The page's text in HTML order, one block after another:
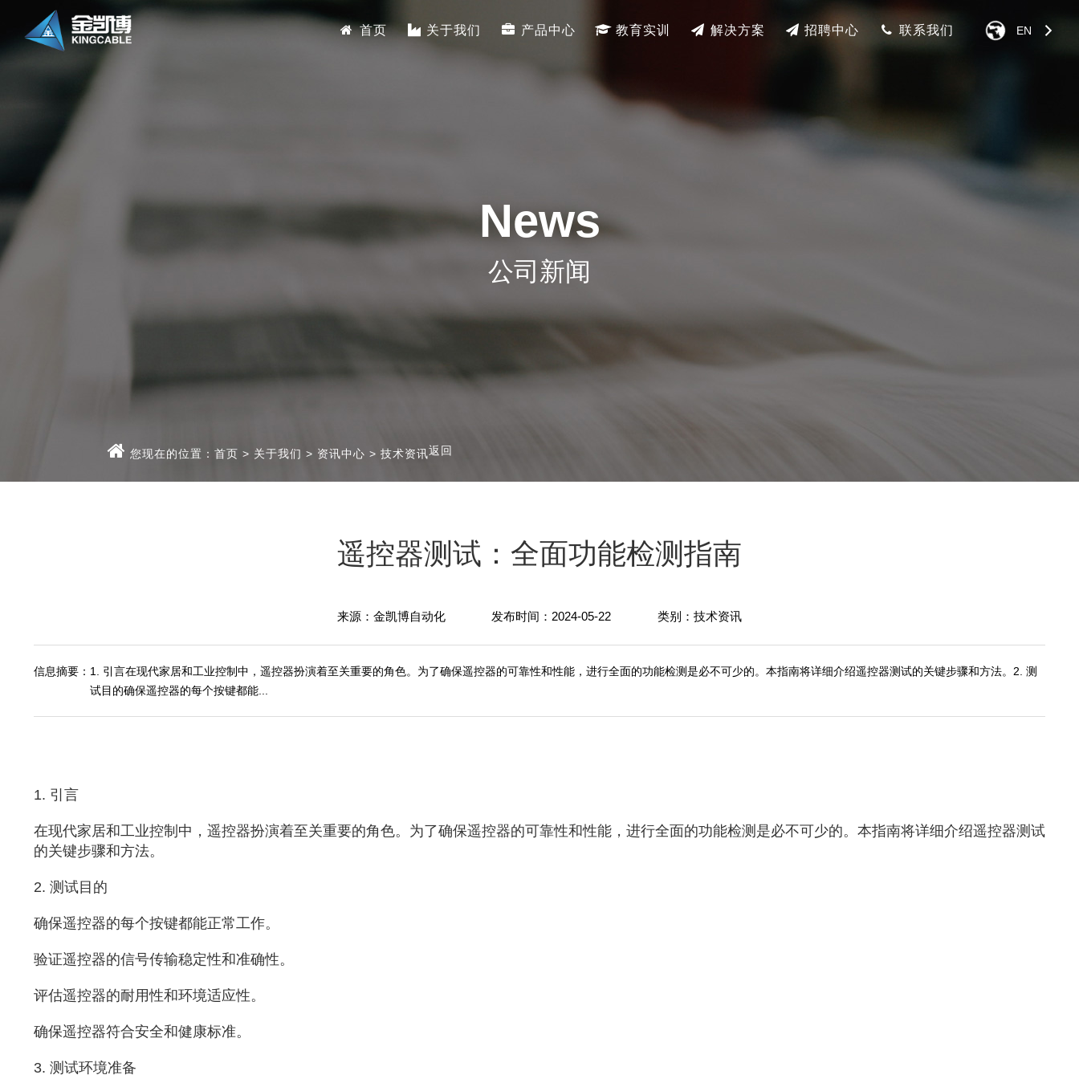
首页 关于我们 产品中心 教育实训 解决方案 招聘中心 联系我们 EN
News
公司新闻
您现在的位置：首页 > 关于我们 > 资讯中心 >技术资讯返回
遥控器测试：全面功能检测指南
来源：金凯博自动化 发布时间：2024-05-22 类别：技术资讯
信息摘要： 1. 引言在现代家居和工业控制中，遥控器扮演着至关重要的角色。为了确保遥控器的可靠性和性能，进行全面的功能检测是必不可少的。本指南将详细介绍遥控器测试的关键步骤和方法。2. 测
试目的确保遥控器的每个按键都能...
1. 引言
在现代家居和工业控制中，遥控器扮演着至关重要的角色。为了确保遥控器的可靠性和性能，进行全面的功能检测是必不可少的。本指南将详细介绍遥控器测试
的关键步骤和方法。
2. 测试目的
确保遥控器的每个按键都能正常工作。
验证遥控器的信号传输稳定性和准确性。
评估遥控器的耐用性和环境适应性。
确保遥控器符合安全和健康标准。
3. 测试环境准备